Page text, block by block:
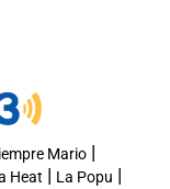
Mario|
Heat | La Popu |